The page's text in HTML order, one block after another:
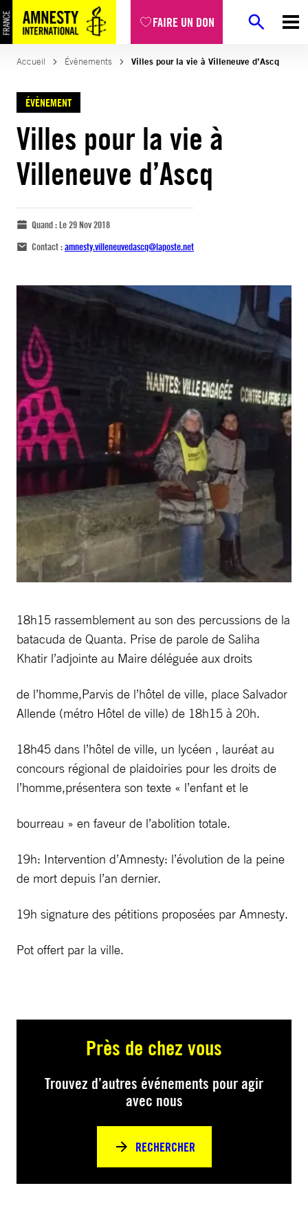
FAIRE UN DON
Accueil Évènements Villes pour la vie à Villeneuve d’Ascq
ÉVÈNEMENT
Villes pour la vie à
Villeneuve d’Ascq
Quand :Le 29 Nov 2018
Contact :amnesty.villeneuvedascq@laposte.net
18h15 rassemblement au son des percussions de la
batacuda de Quanta. Prise de parole de Saliha
Khatir l’adjointe au Maire déléguée aux droits
de l’homme,Parvis de l’hôtel de ville, place Salvador
Allende (métro Hôtel de ville) de 18h15 à 20h.
18h45 dans l’hôtel de ville, un lycéen , lauréat au
concours régional de plaidoiries pour les droits de
l’homme,présentera son texte « l’enfant et le
bourreau » en faveur de l’abolition totale.
19h: Intervention d’Amnesty: l’évolution de la peine
de mort depuis l’an dernier.
19h signature des pétitions proposées par Amnesty.
Pot offert par la ville.
Près de chez vous
Trouvez d’autres événements pour agir
avec nous
RECHERCHER